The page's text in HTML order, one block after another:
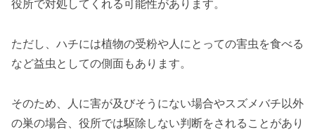
役所で対処してくれる可能性があります。
ただし、ハチには植物の受粉や人にとっての害虫を食べる
など益虫としての側面もあります。
そのため、人に害が及びそうにない場合やスズメバチ以外
の巣の場合、役所では駆除しない判断をされることがあり